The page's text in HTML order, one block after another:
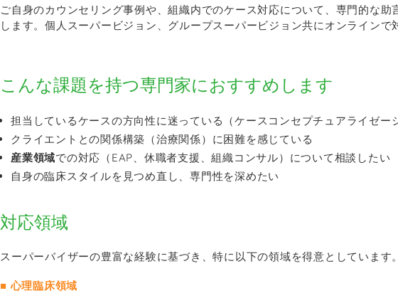
ご自身のカウンセリング事例や、組織内でのケース対応について、専門的な助
します。個人スーパービジョン、グループスーパービジョン共にオンラインで
こんな課題を持つ専門家におすすめします
担当しているケースの方向性に迷っている（ケースコンセプチュアライゼー
クライエントとの関係構築（治療関係）に困難を感じている
産業領域での対応（EAP、休職者支援、組織コンサル）について相談したい
自身の臨床スタイルを見つめ直し、専門性を深めたい
対応領域
スーパーバイザーの豊富な経験に基づき、特に以下の領域を得意としています。
■ 心理臨床領域